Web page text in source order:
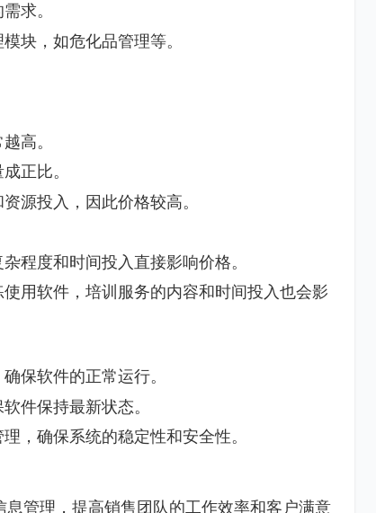
求。
块，如危化品管理等。
高。
正比。
源投入，因此价格较高。
程度和时间投入直接影响价格。
用软件，培训服务的内容和时间投入也会影
保软件的正常运行。
件保持最新状态。
，确保系统的稳定性和安全性。
息管理，提高销售团队的工作效率和客户满意